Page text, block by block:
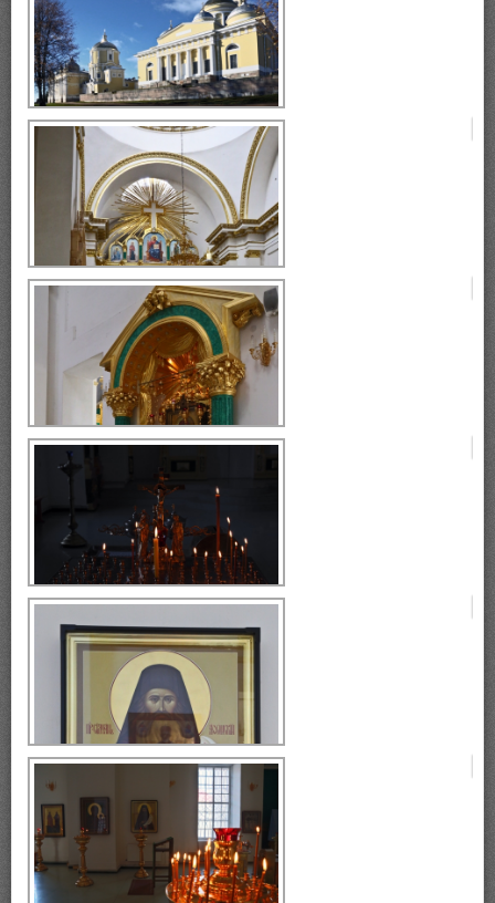
монастырь Нилова Пустынь
монастырь Нилова Пустынь
монастырь Нилова Пустынь
Богоявленский собор
Богоявленский собор
Богоявленский собор